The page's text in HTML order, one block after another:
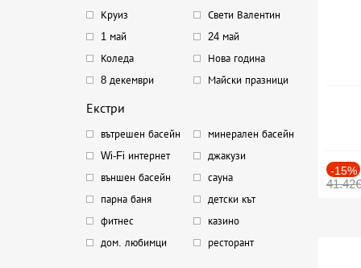
Круиз
Свети Валентин
1 май
24 май
Коледа
Нова година
8 декември
Майски празници
Екстри
вътрешен басейн
минерален басейн
Wi-Fi интернет
джакузи
външен басейн
сауна
парна баня
детски кът
фитнес
казино
дом. любимци
ресторант
-15%
41.42€